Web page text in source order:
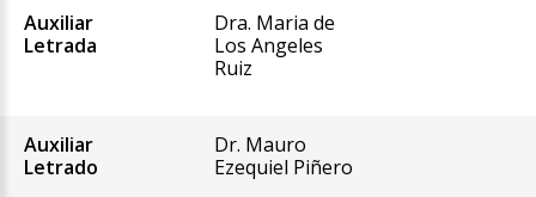
Auxiliar
Letrada
Dra. Maria de
Los Angeles
Ruiz
Auxiliar
Letrado
Dr. Mauro
Ezequiel Piñero